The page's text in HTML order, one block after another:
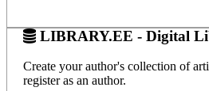
LIBRARY.EE - Digital
Create your author's collection of
register as an author.